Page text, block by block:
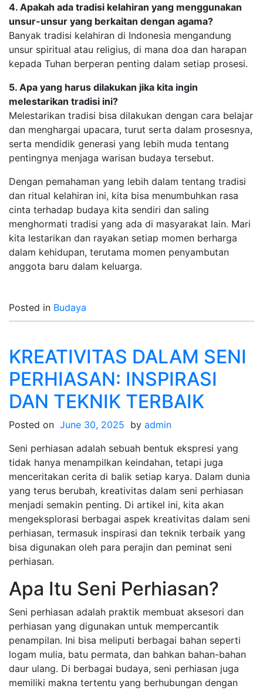
4. Apakah ada tradisi kelahiran yang menggunakan
unsur-unsur yang berkaitan dengan agama?
Banyak tradisi kelahiran di Indonesia mengandung
unsur spiritual atau religius, di mana doa dan harapan
kepada Tuhan berperan penting dalam setiap prosesi.
5. Apa yang harus dilakukan jika kita ingin
melestarikan tradisi ini?
Melestarikan tradisi bisa dilakukan dengan cara belajar
dan menghargai upacara, turut serta dalam prosesnya,
serta mendidik generasi yang lebih muda tentang
pentingnya menjaga warisan budaya tersebut.
Dengan pemahaman yang lebih dalam tentang tradisi
dan ritual kelahiran ini, kita bisa menumbuhkan rasa
cinta terhadap budaya kita sendiri dan saling
menghormati tradisi yang ada di masyarakat lain. Mari
kita lestarikan dan rayakan setiap momen berharga
dalam kehidupan, terutama momen penyambutan
anggota baru dalam keluarga.
Posted in Budaya
KREATIVITAS DALAM SENI
PERHIASAN: INSPIRASI
DAN TEKNIK TERBAIK
Posted on June 30, 2025 by admin
Seni perhiasan adalah sebuah bentuk ekspresi yang
tidak hanya menampilkan keindahan, tetapi juga
menceritakan cerita di balik setiap karya. Dalam dunia
yang terus berubah, kreativitas dalam seni perhiasan
menjadi semakin penting. Di artikel ini, kita akan
mengeksplorasi berbagai aspek kreativitas dalam seni
perhiasan, termasuk inspirasi dan teknik terbaik yang
bisa digunakan oleh para perajin dan peminat seni
perhiasan.
Apa Itu Seni Perhiasan?
Seni perhiasan adalah praktik membuat aksesori dan
perhiasan yang digunakan untuk mempercantik
penampilan. Ini bisa meliputi berbagai bahan seperti
logam mulia, batu permata, dan bahkan bahan-bahan
daur ulang. Di berbagai budaya, seni perhiasan juga
memiliki makna tertentu yang berhubungan dengan